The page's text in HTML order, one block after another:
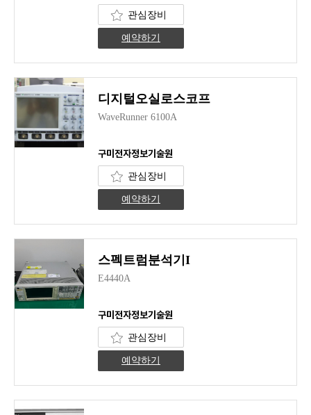
관심장비
예약하기
디지털오실로스코프
WaveRunner 6100A
구미전자정보기술원
관심장비
예약하기
스펙트럼분석기I
E4440A
구미전자정보기술원
관심장비
예약하기